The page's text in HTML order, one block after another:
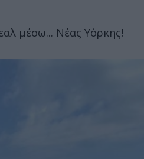
μέσω... Νέας Υόρκης!